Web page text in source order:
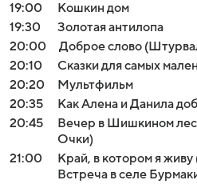
19:00
Кошкин дом
19:30
Золотая антилопа
20:00
Доброе слово
20:10
Сказки для самых
20:20
Мультфильм
20:35
Как Алена и Данила
20:45
Вечер в Шишкином
Очки)
21:00
Край, в котором я живу
Встреча в селе